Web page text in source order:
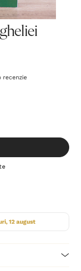
recenzie
12 august